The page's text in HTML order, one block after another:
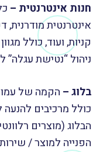
חנות אינטרנטית –
אינטרנטית
קניות, ועוד, כולל
ניהול “נטישת
בלוג – הקמה של
כולל מרכיבים
הבלוג (מוצרים
הפנייה למוצר / שירות